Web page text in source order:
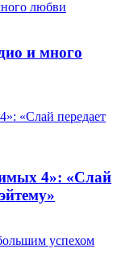
и много
4»: «Слай